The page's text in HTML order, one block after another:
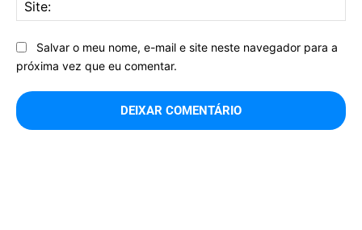
Salvar o meu nome, e-mail e site neste navegador para a
próxima vez que eu comentar.